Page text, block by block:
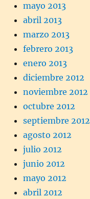
mayo 2013
abril 2013
marzo 2013
febrero 2013
enero 2013
diciembre 2012
noviembre 2012
octubre 2012
septiembre 2012
agosto 2012
julio 2012
junio 2012
mayo 2012
abril 2012